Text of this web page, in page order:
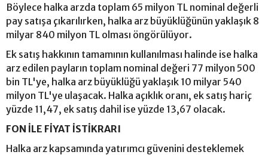
Böylece halka arzda toplam 65 milyon TL nominal değerli
pay satışa çıkarılırken, halka arz büyüklüğünün yaklaşık 8
milyar 840 milyon TL olması öngörülüyor.
Ek satış hakkının tamamının kullanılması halinde ise halka
arz edilen payların toplam nominal değeri 77 milyon 500
bin TL'ye, halka arz büyüklüğü yaklaşık 10 milyar 540
milyon TL'ye ulaşacak. Halka açıklık oranı, ek satış hariç
yüzde 11,47, ek satış dahil ise yüzde 13,67 olacak.
FON İLE FİYAT İSTİKRARI
Halka arz kapsamında yatırımcı güvenini desteklemek